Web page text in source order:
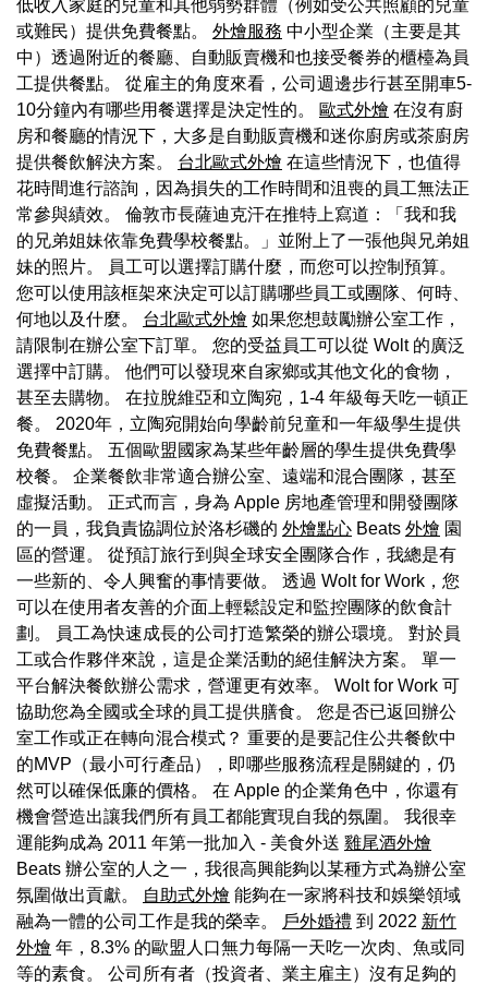
低收入家庭的兒童和其他弱勢群體（例如受公共照顧的兒童
或難民）提供免費餐點。 外燴服務 中小型企業（主要是其
中）透過附近的餐廳、自動販賣機和也接受餐券的櫃檯為員
工提供餐點。 從雇主的角度來看，公司週邊步行甚至開車5-
10分鐘內有哪些用餐選擇是決定性的。
歐式外燴 在沒有廚
房和餐廳的情況下，大多是自動販賣機和迷你廚房或茶廚房
提供餐飲解決方案。 台北歐式外燴 在這些情況下，也值得
花時間進行諮詢，因為損失的工作時間和沮喪的員工無法正
常參與績效。 倫敦市長薩迪克汗在推特上寫道：「我和我
的兄弟姐妹依靠免費學校餐點。」並附上了一張他與兄弟姐
妹的照片。 員工可以選擇訂購什麼，而您可以控制預算。
您可以使用該框架來決定可以訂購哪些員工或團隊、何時、
何地以及什麼。 台北歐式外燴 如果您想鼓勵辦公室工作，
請限制在辦公室下訂單。 您的受益員工可以從 Wolt 的廣泛
選擇中訂購。 他們可以發現來自家鄉或其他文化的食物，
甚至去購物。 在拉脫維亞和立陶宛，1-4 年級每天吃一頓正
餐。 2020年，立陶宛開始向學齡前兒童和一年級學生提供
免費餐點。 五個歐盟國家為某些年齡層的學生提供免費學
校餐。 企業餐飲非常適合辦公室、遠端和混合團隊，甚至
虛擬活動。 正式而言，身為 Apple 房地產管理和開發團隊
的一員，我負責協調位於洛杉磯的 外燴點心 Beats 外燴 園
區的營運。 從預訂旅行到與全球安全團隊合作，我總是有
一些新的、令人興奮的事情要做。 透過 Wolt for Work，您
可以在使用者友善的介面上輕鬆設定和監控團隊的飲食計
劃。 員工為快速成長的公司打造繁榮的辦公環境。 對於員
工或合作夥伴來說，這是企業活動的絕佳解決方案。 單一
平台解決餐飲辦公需求，營運更有效率。 Wolt for Work 可
協助您為全國或全球的員工提供膳食。 您是否已返回辦公
室工作或正在轉向混合模式？ 重要的是要記住公共餐飲中
的MVP（最小可行產品），即哪些服務流程是關鍵的，仍
然可以確保低廉的價格。 在 Apple 的企業角色中，你還有
機會營造出讓我們所有員工都能實現自我的氛圍。 我很幸
運能夠成為 2011 年第一批加入 - 美食外送 雞尾酒外燴
Beats 辦公室的人之一，我很高興能夠以某種方式為辦公室
氛圍做出貢獻。
自助式外燴 能夠在一家將科技和娛樂領域
融為一體的公司工作是我的榮幸。
戶外婚禮 到 2022 新竹
外燴 年，8.3% 的歐盟人口無力每隔一天吃一次肉、魚或同
等的素食。 公司所有者（投資者、業主雇主）沒有足夠的